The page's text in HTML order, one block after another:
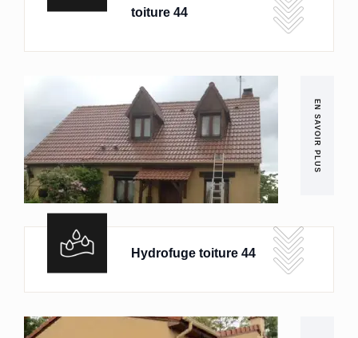
toiture 44
EN SAVOIR PLUS
Hydrofuge toiture 44